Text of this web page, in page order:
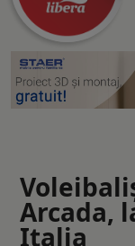
Arcada,
Italia